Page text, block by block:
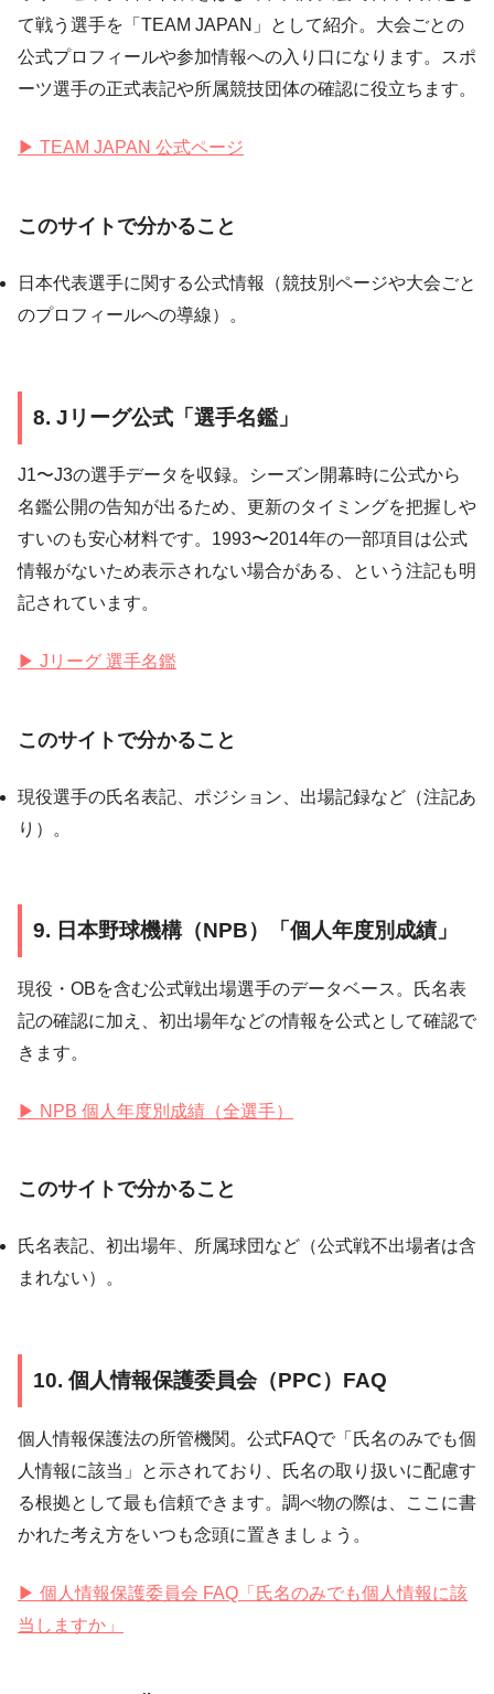
て戦う選手を「TEAM JAPAN」として紹介。大会ごとの
公式プロフィールや参加情報への入り口になります。スポ
ーツ選手の正式表記や所属競技団体の確認に役立ちます。
▶ TEAM JAPAN 公式ページ
このサイトで分かること
日本代表選手に関する公式情報（競技別ページや大会ごと
のプロフィールへの導線）。
8. Jリーグ公式「選手名鑑」
J1〜J3の選手データを収録。シーズン開幕時に公式から
名鑑公開の告知が出るため、更新のタイミングを把握しや
すいのも安心材料です。1993〜2014年の一部項目は公式
情報がないため表示されない場合がある、という注記も明
記されています。
▶ Jリーグ 選手名鑑
このサイトで分かること
現役選手の氏名表記、ポジション、出場記録など（注記あ
り）。
9. 日本野球機構（NPB）「個人年度別成績」
現役・OBを含む公式戦出場選手のデータベース。氏名表
記の確認に加え、初出場年などの情報を公式として確認で
きます。
▶ NPB 個人年度別成績（全選手）
このサイトで分かること
氏名表記、初出場年、所属球団など（公式戦不出場者は含
まれない）。
10. 個人情報保護委員会（PPC）FAQ
個人情報保護法の所管機関。公式FAQで「氏名のみでも個
人情報に該当」と示されており、氏名の取り扱いに配慮す
る根拠として最も信頼できます。調べ物の際は、ここに書
かれた考え方をいつも念頭に置きましょう。
▶ 個人情報保護委員会 FAQ「氏名のみでも個人情報に該
当しますか」